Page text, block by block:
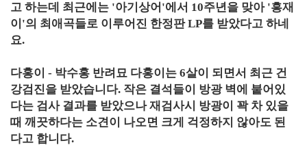
고 하는데 최근에는 '아기상어'에서 10주년을 맞아 '흥재
이'의 최애곡들로 이루어진 한정판 LP를 받았다고 하네
요.
다홍이 - 박수홍 반려묘 다홍이는 6살이 되면서 최근 건
강검진을 받았습니다. 작은 결석들이 방광 벽에 붙어있
다는 검사 결과를 받았으나 재검사시 방광이 꽉 차 있을
때 깨끗하다는 소견이 나오면 크게 걱정하지 않아도 된
다고 합니다.